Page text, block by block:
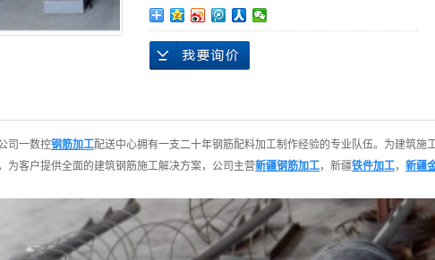
司一数控钢筋加工配送中心拥有一支二十年钢筋配料加工制作经验的专业队伍。为建筑施
为客户提供全面的建筑钢筋施工解决方案，公司主营新疆钢筋加工， 新疆铁件加工， 新疆